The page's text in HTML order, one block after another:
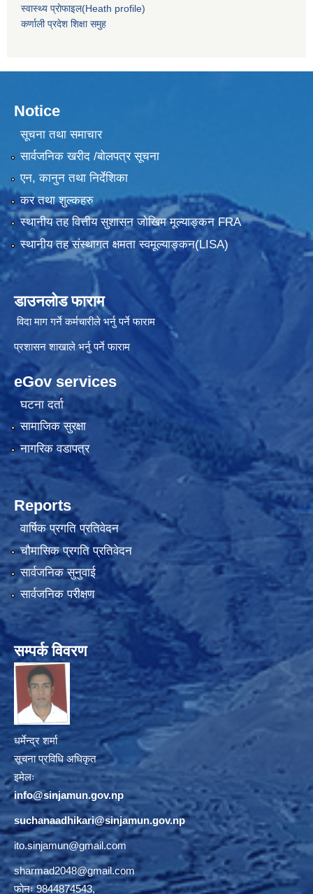
स्वास्थ्य प्राेफाइल(Heath profile)
कर्णाली प्रदेश शिक्षा समुह
Notice
सूचना तथा समाचार
सार्वजनिक खरीद /बोलपत्र सूचना
एन, कानुन तथा निर्देशिका
कर तथा शुल्कहरु
स्थानीय तह वित्तीय सुशासन जोखिम मूल्याङ्कन FRA
स्थानीय तह संस्थागत क्षमता स्वमूल्याङ्कन(LISA)
डाउनलोड फाराम
विदा माग गर्ने कर्मचारीले भर्नु पर्ने फाराम
प्रशासन शाखाले भर्नु पर्ने फाराम
eGov services
घटना दर्ता
सामाजिक सुरक्षा
नागरिक वडापत्र
Reports
वार्षिक प्रगति प्रतिवेदन
चौमासिक प्रगति प्रतिवेदन
सार्वजनिक सुनुवाई
सार्वजनिक परीक्षण
सम्पर्क विवरण
धर्मेन्द्र शर्मा
सूचना प्रविधि अधिकृत
इमेलः
info@sinjamun.gov.np
suchanaadhikari@sinjamun.gov.np
ito.sinjamun@gmail.com
sharmad2048@gmail.com
फोनः 9844874543,